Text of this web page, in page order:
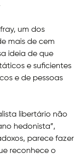
um dos
mais de cem
ideia de que
e suficientes
e de pessoas
libertário não
hedonista”,
parece fazer
reconhece o